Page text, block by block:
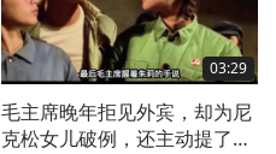
03:29
毛主席晚年拒见外宾，却为尼
克松女儿破例，还主动提了一